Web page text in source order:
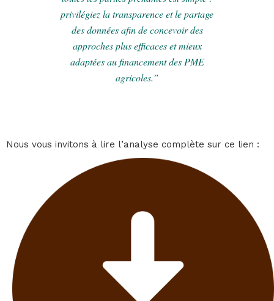
privilégiez la transparence et le partage
des données afin de concevoir des
approches plus efficaces et mieux
adaptées au financement des PME
agricoles.”
Nous vous invitons à lire l’analyse complète sur ce lien :